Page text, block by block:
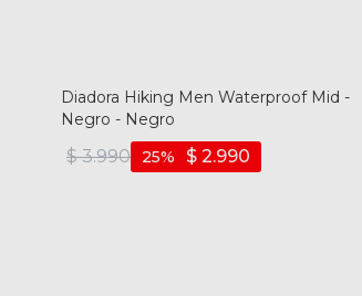
Diadora Hiking Men Waterproof Mid -
Negro - Negro
$ 3.990 $ 2.990
25